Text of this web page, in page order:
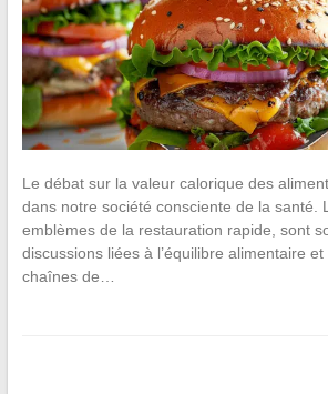
Le débat sur la valeur calorique des
dans notre société consciente de la santé.
emblèmes de la restauration rapide, sont
discussions liées à l’équilibre alimentaire et
chaînes de…